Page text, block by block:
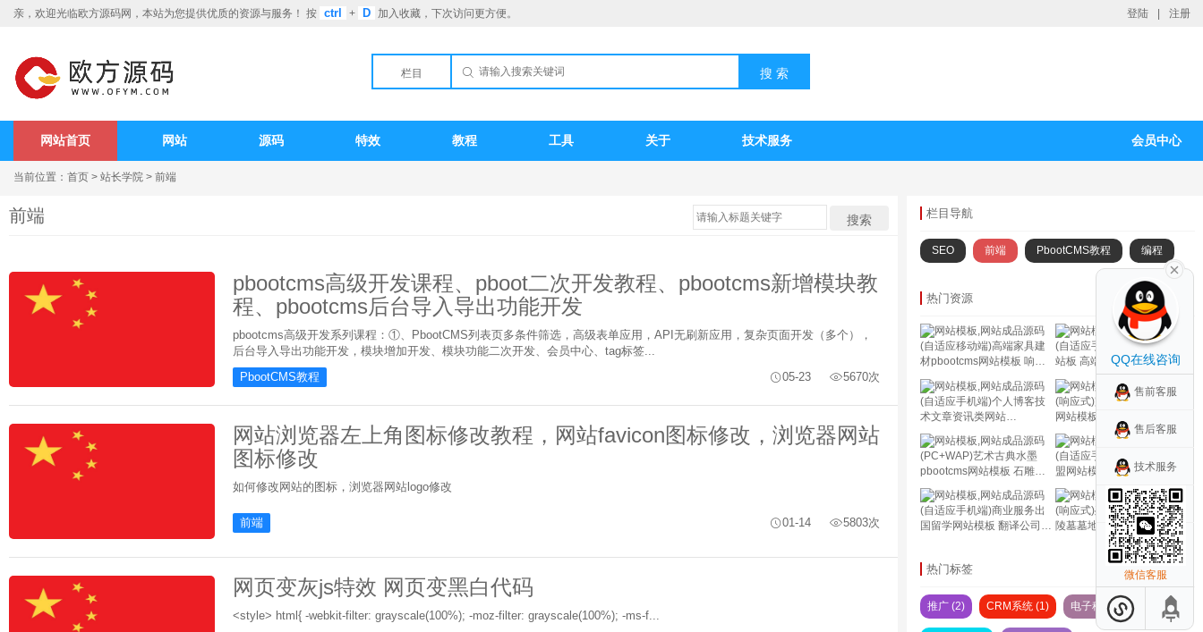
亲，欢迎光临欧方源码网，本站为您提供优质的资源与服务！ 按 ctrl + D 加入收藏，下次访问更方便。 登陆 注册
栏目
网站首页 网站 源码 特效 教程 工具 关于 技术服务 会员中心
当前位置： 首页 > 站长学院 > 前端
前端
pbootcms高级开发课程、pboot二次开发教程、pbootcms新增模块教
程、pbootcms后台导入导出功能开发
pbootcms高级开发系列课程：①、PbootCMS列表页多条件筛选，高级表单应用，API无刷新应用，复杂页面开发（多个），
后台导入导出功能开发，模块增加开发、模块功能二次开发、会员中心、tag标签...
PbootCMS教程
05-23 5670次
网站浏览器左上角图标修改教程，网站favicon图标修改，浏览器网站
图标修改
如何修改网站的图标，浏览器网站logo修改
前端 01-14 5803次
网页变灰js特效 网页变黑白代码
<style> html{ -webkit-filter: grayscale(100%); -moz-filter: grayscale(100%); -ms-f...
栏目导航
SEO 前端 PbootCMS教程 编程
热门资源
(自适应移动端)高端家具建
材pbootcms网站模板 响应
式网站装修全屋定制网站源
码下载
(自适应手机端)企业通用网
站板 高端宽屏大气的
pbootcms企业网站源码下
载
(自适应手机端)个人博客技
术文章资讯类网站
pbootcms模板 响应式宽屏
大气的新闻网站源码下载
(响应式)宠物用品pbootcms
网站模板 猫粮狗粮宠物粮食
网站模板 宠物零食
pbootcms网站源码下载
(PC+WAP)艺术古典水墨
pbootcms网站模板 石雕雕
刻类企业网站模板 古典艺术
风格pbootcms网站源码下
载
(自适应手机端)美食小吃加
盟网站模板 商业服务网站模
板 餐饮管理网站pbootcms
模板 美食小吃网站源码下载
(自适应手机端)商业服务出
国留学网站模板 翻译公司
pbootcms源码
(响应式)殡葬用品网站模板
陵墓墓地网站pbootcms模
板 殡葬服务行业网站源码下
热门标签
推广 (2) CRM系统 (1) 电子秤网页模板 (1)
QQ在线咨询
售前客服
售后客服
技术服务
微信客服